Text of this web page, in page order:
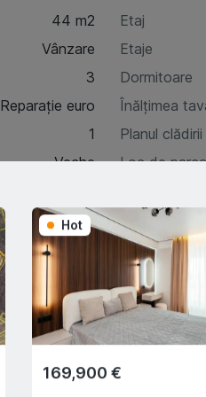
44 m2
Vânzare
3
Reparație euro
1
Veche
Etaj
Etaje
Dormitoare
Înălțimea
Planul clădirii
Loc de
Caracteristici
Descriere
Hot
169,900 €